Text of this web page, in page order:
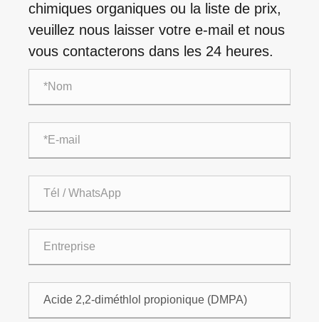
chimiques organiques ou la liste de prix,
veuillez nous laisser votre e-mail et nous
vous contacterons dans les 24 heures.